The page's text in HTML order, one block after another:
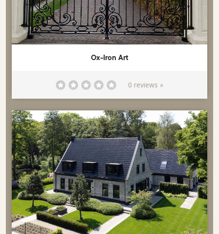
Ox-Iron Art
0 reviews »